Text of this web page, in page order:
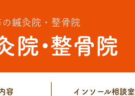
の鍼灸院・整骨院
容 インソール相談室